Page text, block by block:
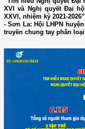
XVI và Nghị quyết Đại
XXVI, nhiệm kỳ 2021-2026”
- Sơn La: Hội LHPN
truyền chung tay phân